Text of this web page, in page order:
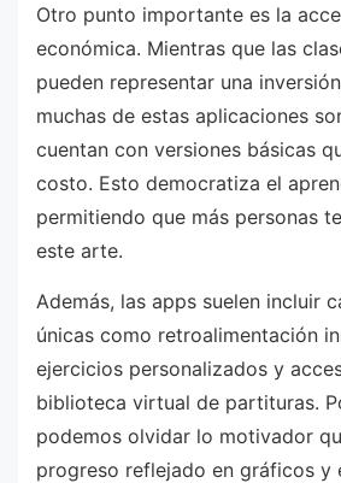
Otro punto importante es la
económica. Mientras que las
pueden representar una
muchas de estas aplicaciones
cuentan con versiones básicas
costo. Esto democratiza el
permitiendo que más personas
este arte.
Además, las apps suelen incluir
únicas como retroalimentación
ejercicios personalizados y
biblioteca virtual de partituras.
podemos olvidar lo motivador
progreso reflejado en gráficos y